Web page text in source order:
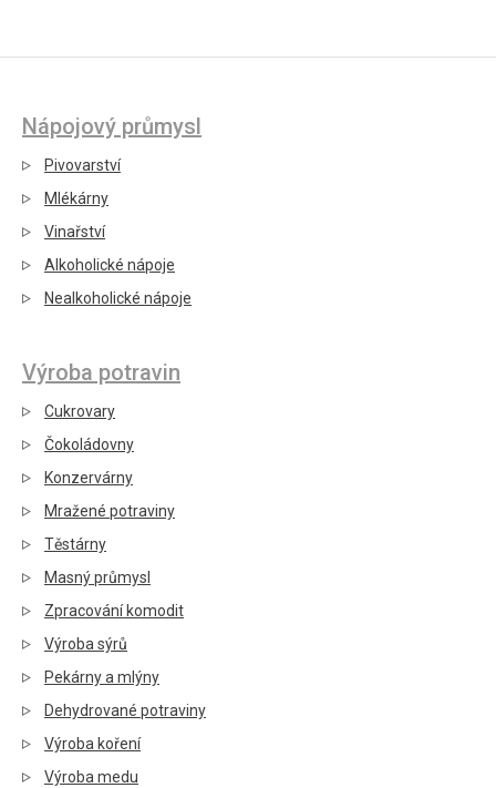
Nápojový průmysl
Pivovarství
Mlékárny
Vinařství
Alkoholické nápoje
Nealkoholické nápoje
Výroba potravin
Cukrovary
Čokoládovny
Konzervárny
Mražené potraviny
Těstárny
Masný průmysl
Zpracování komodit
Výroba sýrů
Pekárny a mlýny
Dehydrované potraviny
Výroba koření
Výroba medu